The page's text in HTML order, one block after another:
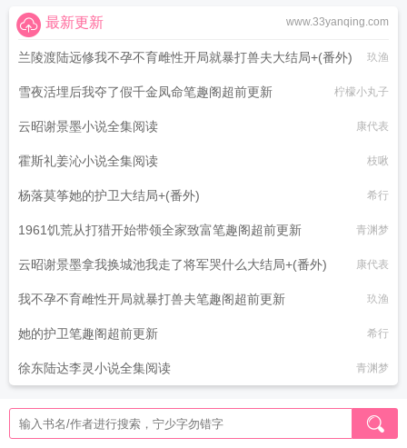
www.33yanqing.com
最新更新
兰陵渡陆远修我不孕不育雌性开局就暴打兽夫大结局+(番外) 玖渔
雪夜活埋后我夺了假千金凤命笔趣阁超前更新 柠檬小丸子
云昭谢景墨小说全集阅读 康代表
霍斯礼姜沁小说全集阅读 枝啾
杨落莫筝她的护卫大结局+(番外) 希行
1961饥荒从打猎开始带领全家致富笔趣阁超前更新 青渊梦
云昭谢景墨拿我换城池我走了将军哭什么大结局+(番外) 康代表
我不孕不育雌性开局就暴打兽夫笔趣阁超前更新 玖渔
她的护卫笔趣阁超前更新 希行
徐东陆达李灵小说全集阅读 青渊梦